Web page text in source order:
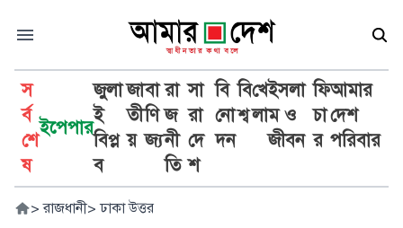
স
র্ব
শে
ষ
ইপেপার
জুলা
ই
বিপ্ল
ব
জা
তী
য়
বা
ণি
জ্য
রা
জ
নী
তি
সা
রা
দে
শ
বি
নো
দন
বি
শ্ব
খে
লা
ইসলা
ম ও
জীবন
ফি
চা
র
আমার
দেশ
পরিবার
> রাজধানী> ঢাকা উত্তর